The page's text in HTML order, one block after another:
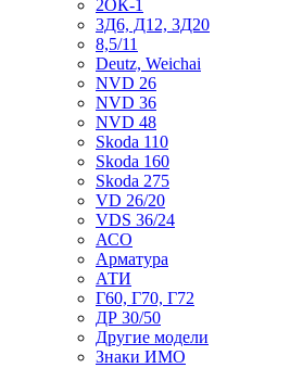
2ОК-1
3Д6, Д12, 3Д20
8,5/11
Deutz, Weichai
NVD 26
NVD 36
NVD 48
Skoda 110
Skoda 160
Skoda 275
VD 26/20
VDS 36/24
АСО
Арматура
АТИ
Г60, Г70, Г72
ДР 30/50
Другие модели
Знаки ИМО